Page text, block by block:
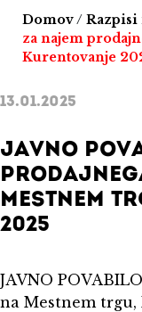
Domov/ Razpisi
za najem
Kurentovanje
13.01.2025
JAVNO
MESTNEM
2025
JAVNO
na Mestnem trgu,